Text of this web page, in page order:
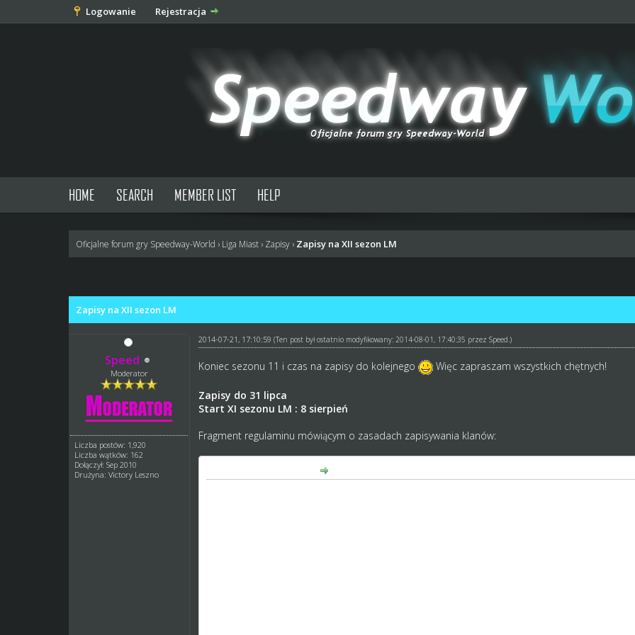
Logowanie Rejestracja
HOME SEARCH MEMBER LIST HELP
Oficjalne forum gry Speedway-World › Liga Miast › Zapisy › Zapisy na XII sezon LM
Zapisy na XII sezon LM
Speed
Moderator
Liczba postów: 1,920
Liczba wątków: 162
Dołączył: Sep 2010
Drużyna: Victory Leszno
2014-07-21, 17:10:59 (Ten post był ostatnio modyfikowany: 2014-08-01, 17:40:35 przez Speed.)
Koniec sezonu 11 i czas na zapisy do kolejnego Więc zapraszam wszystkich chętnych!
Zapisy do 31 lipca
Start XI sezonu LM : 8 sierpień
Fragment regulaminu mówiącym o zasadach zapisywania klanów: